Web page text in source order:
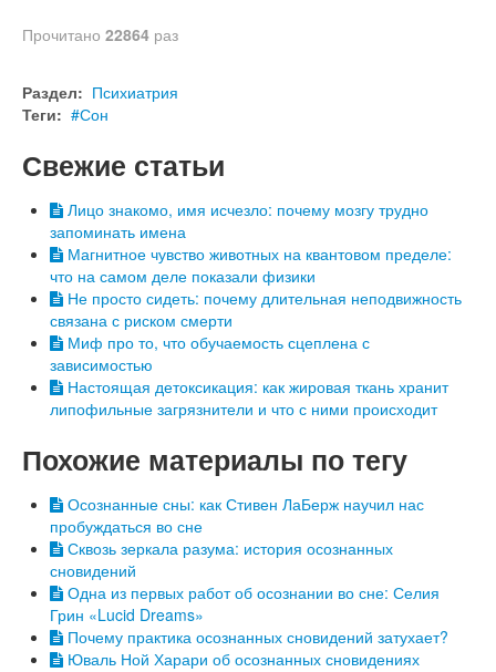
Прочитано 22864 раз
Раздел: Психиатрия
Теги:
Сон
Свежие статьи
Лицо знакомо, имя исчезло: почему мозгу трудно
запоминать имена
Магнитное чувство животных на квантовом пределе:
что на самом деле показали физики
Не просто сидеть: почему длительная неподвижность
связана с риском смерти
Миф про то, что обучаемость сцеплена с
зависимостью
Настоящая детоксикация: как жировая ткань хранит
липофильные загрязнители и что с ними происходит
Похожие материалы по тегу
Осознанные сны: как Стивен ЛаБерж научил нас
пробуждаться во сне
Сквозь зеркала разума: история осознанных
сновидений
Одна из первых работ об осознании во сне: Селия
Грин «Lucid Dreams»
Почему практика осознанных сновидений затухает?
Юваль Ной Харари об осознанных сновидениях